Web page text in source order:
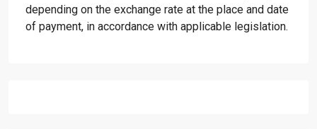
depending on the exchange rate at the place and date
of payment, in accordance with applicable legislation.